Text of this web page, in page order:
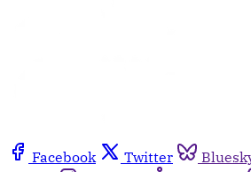
Facebook Twitter